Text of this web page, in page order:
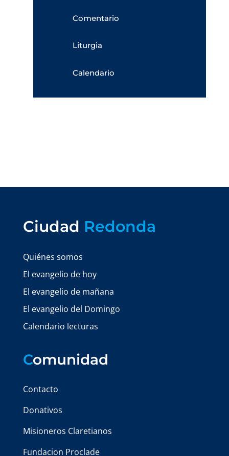
Comentario
Liturgia
Calendario
Ciudad Redonda
Quiénes somos
El evangelio de hoy
El evangelio de mañana
El evangelio del Domingo
Calendario lecturas
Comunidad
Contacto
Donativos
Misioneros Claretianos
Fundacion Proclade